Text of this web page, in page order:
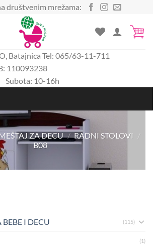
društvenim mrežama:
Batajnica Tel: 065/63-11-711
110093238
10-16h
ZA DECU / RADNI STOLOVI
/
B08
BEBE I DECU (115)
(1)